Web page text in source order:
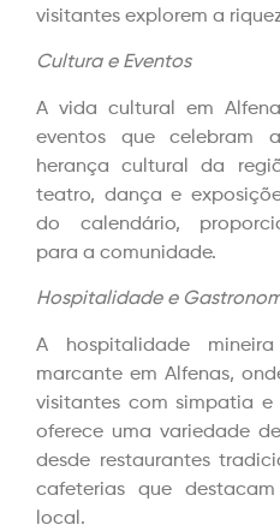
visitantes explorem a
Cultura e Eventos
A vida cultural em
eventos que celebram
herança cultural da
teatro, dança e
do calendário,
para a comunidade.
Hospitalidade e
A hospitalidade
marcante em Alfenas,
visitantes com simpatia
oferece uma variedade
desde restaurantes
cafeterias que
local.